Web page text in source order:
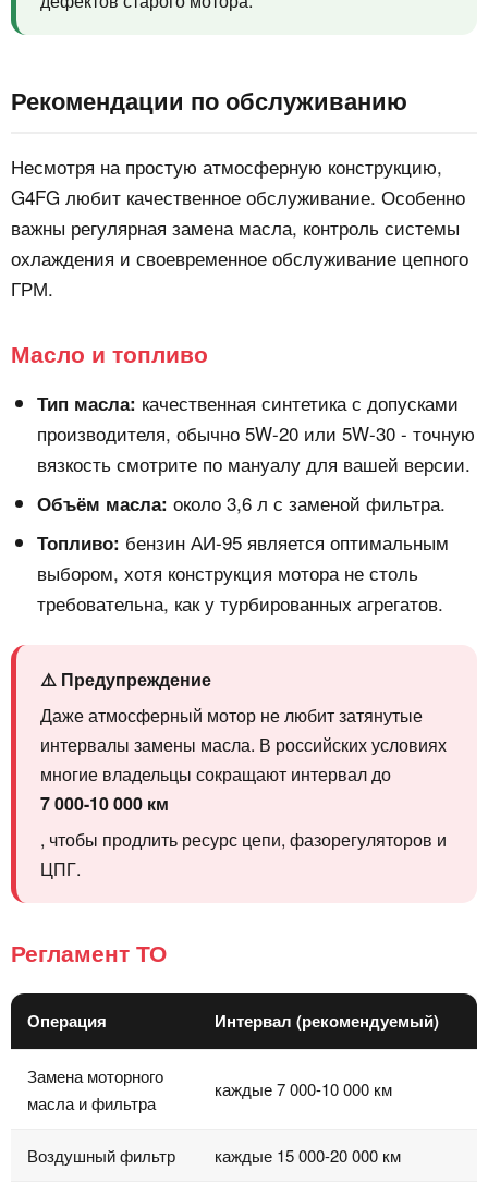
Рекомендации по обслуживанию
Несмотря на простую атмосферную конструкцию,
G4FG любит качественное обслуживание. Особенно
важны регулярная замена масла, контроль системы
охлаждения и своевременное обслуживание цепного
ГРМ.
Масло и топливо
Тип масла: качественная синтетика с допусками
производителя, обычно 5W-20 или 5W-30 - точную
вязкость смотрите по мануалу для вашей версии.
Объём масла: около 3,6 л с заменой фильтра.
Топливо: бензин АИ-95 является оптимальным
выбором, хотя конструкция мотора не столь
требовательна, как у турбированных агрегатов.
⚠️ Предупреждение
Даже атмосферный мотор не любит затянутые
интервалы замены масла. В российских условиях
многие владельцы сокращают интервал до
7 000-10 000 км
, чтобы продлить ресурс цепи, фазорегуляторов и
ЦПГ.
Регламент ТО
Операция Интервал (рекомендуемый)
Замена моторного
масла и фильтра
каждые 7 000-10 000 км
Воздушный фильтр каждые 15 000-20 000 км